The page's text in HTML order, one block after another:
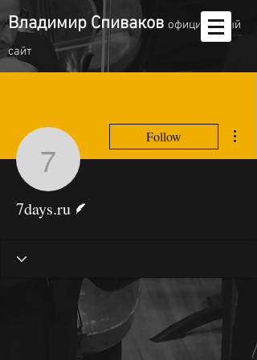
Владимир Спиваков oфициальный
сайт
7days.ru
Follow
7days.ru